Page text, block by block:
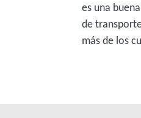
es una
de
más de los